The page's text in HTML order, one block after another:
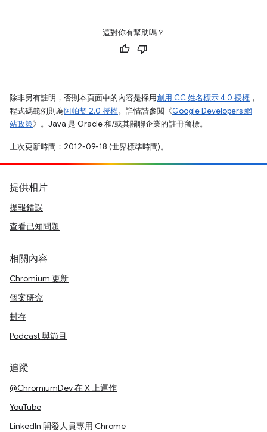
這對你有幫助嗎？
除非另有註明，否則本頁面中的內容是採用創用 CC 姓名標示 4.0 授權 ，
程式碼範例則為阿帕契 2.0 授權。詳情請參閱《Google Developers 網
站政策》。Java 是 Oracle 和/或其關聯企業的註冊商標。
上次更新時間：2012-09-18 (世界標準時間)。
提供相片
提報錯誤
查看已知問題
相關內容
Chromium 更新
個案研究
封存
Podcast 與節目
追蹤
@ChromiumDev 在 X 上運作
YouTube
LinkedIn 開發人員專用 Chrome